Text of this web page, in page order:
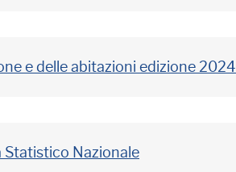
e delle abitazioni edizione 2024
Nazionale